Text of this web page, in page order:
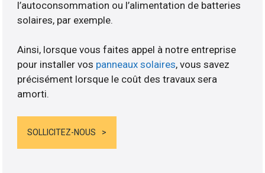
l’autoconsommation ou l’alimentation de batteries
solaires, par exemple.
Ainsi, lorsque vous faites appel à notre entreprise
pour installer vos panneaux solaires, vous savez
précisément lorsque le coût des travaux sera
amorti.
SOLLICITEZ-NOUS